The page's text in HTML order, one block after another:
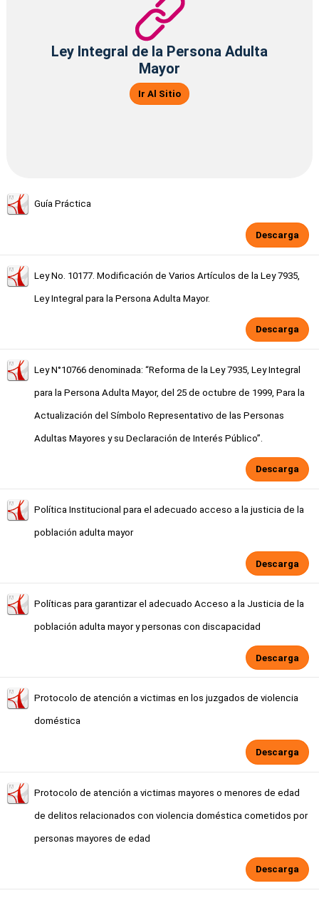
Ley Integral de la Persona Adulta
Mayor
Ir Al Sitio
Guía Práctica
Descarga
Ley No. 10177. Modificación de Varios Artículos de la Ley 7935,
Ley Integral para la Persona Adulta Mayor.
Descarga
Ley N°10766 denominada: “Reforma de la Ley 7935, Ley Integral
para la Persona Adulta Mayor, del 25 de octubre de 1999, Para la
Actualización del Símbolo Representativo de las Personas
Adultas Mayores y su Declaración de Interés Público”.
Descarga
Política Institucional para el adecuado acceso a la justicia de la
población adulta mayor
Descarga
Políticas para garantizar el adecuado Acceso a la Justicia de la
población adulta mayor y personas con discapacidad
Descarga
Protocolo de atención a victimas en los juzgados de violencia
doméstica
Descarga
Protocolo de atención a victimas mayores o menores de edad
de delitos relacionados con violencia doméstica cometidos por
personas mayores de edad
Descarga